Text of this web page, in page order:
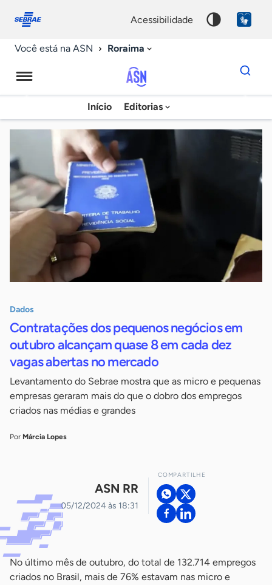
conosco
acessibilidade
Você está na ASN Roraima
Agência
Sebrae
de
Notícias
Início Editorias
Dados
para
chave
Dados
Contratações dos pequenos negócios em
outubro alcançam quase 8 em cada dez
vagas abertas no mercado
Levantamento do Sebrae mostra que as micro e pequenas
empresas geraram mais do que o dobro dos empregos
criados nas médias e grandes
Por Márcia Lopes
ASN RR
05/12/2024 às 18:31
COMPARTILHE
No último mês de outubro, do total de 132.714 empregos
criados no Brasil, mais de 76% estavam nas micro e